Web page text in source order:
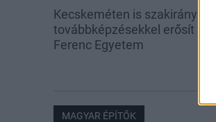
Kecskeméten is szakirányú
továbbképzésekkel erősít a
Ferenc Egyetem
MAGYAR ÉPÍTŐK